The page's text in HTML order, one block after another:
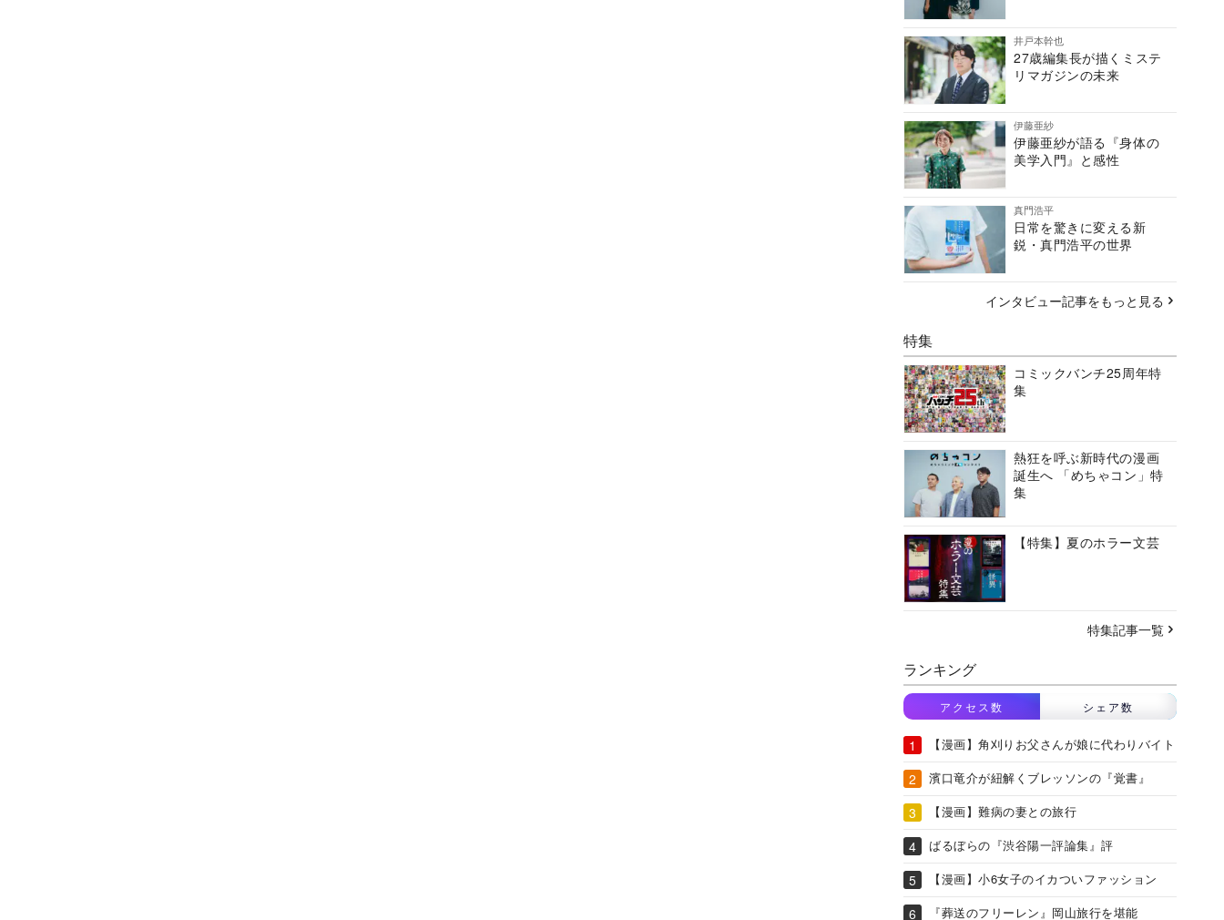
井戸本幹也
27歳編集長が描くミステ
リマガジンの未来
伊藤亜紗
伊藤亜紗が語る『身体の
美学入門』と感性
真門浩平
日常を驚きに変える新
鋭・真門浩平の世界
インタビュー記事をもっと見る
特集
コミックバンチ25周年特
集
熱狂を呼ぶ新時代の漫画
誕生へ 「めちゃコン」特
集
【特集】夏のホラー文芸
特集記事一覧
ランキング
アクセス数 シェア数
【漫画】角刈りお父さんが娘に代わりバイト
濱口竜介が紐解くブレッソンの『覚書』
【漫画】難病の妻との旅行
ばるぼらの『渋谷陽一評論集』評
【漫画】小6女子のイカついファッション
『葬送のフリーレン』岡山旅行を堪能